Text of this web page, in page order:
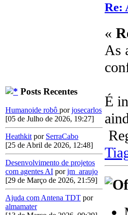
Posts Recentes
Humanoide robô porjosecarlos
[05 de Julho de 2026, 19:27]
Heathkit por SerraCabo
[25 de Abril de 2026, 12:48]
Desenvolvimento de projetos
com agentes AI porjm_araujo
[29 de Março de 2026, 21:59]
Ajuda com Antena TDT por
almamater
Re:
«
As
É